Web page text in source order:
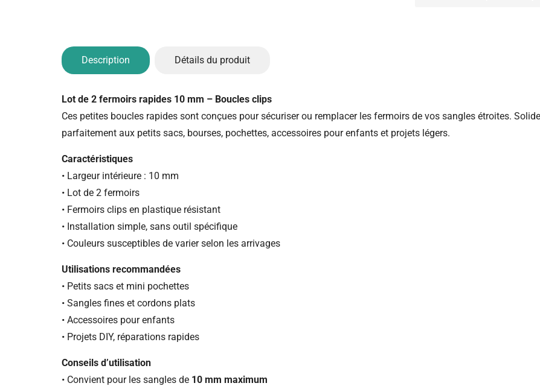
Description Détails du produit
Lot de 2 fermoirs rapides 10 mm – Boucles clips
Ces petites boucles rapides sont conçues pour sécuriser ou remplacer les fermoirs de vos sangles étroites.
parfaitement aux petits sacs, bourses, pochettes, accessoires pour enfants et projets légers.
Caractéristiques
• Largeur intérieure : 10 mm
• Lot de 2 fermoirs
• Fermoirs clips en plastique résistant
• Installation simple, sans outil spécifique
• Couleurs susceptibles de varier selon les arrivages
Utilisations recommandées
• Petits sacs et mini pochettes
• Sangles fines et cordons plats
• Accessoires pour enfants
• Projets DIY, réparations rapides
Conseils d’utilisation
• Convient pour les sangles de 10 mm maximum